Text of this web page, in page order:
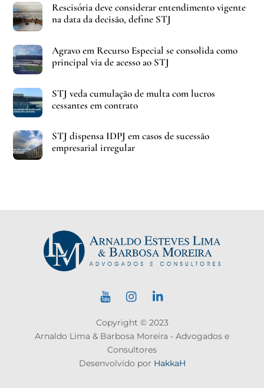
Rescisória deve considerar entendimento vigente
na data da decisão, define STJ
Agravo em Recurso Especial se consolida como
principal via de acesso ao STJ
STJ veda cumulação de multa com lucros
cessantes em contrato
STJ dispensa IDPJ em casos de sucessão
empresarial irregular
Copyright © 2023
Arnaldo Lima & Barbosa Moreira - Advogados e
Consultores
Desenvolvido por HakkaH